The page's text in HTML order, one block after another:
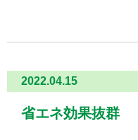
2022.04.15
省エネ効果抜群